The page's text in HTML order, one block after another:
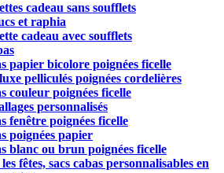
cadeau sans soufflets
et raphia
cadeau avec soufflets
papier bicolore poignées ficelle
pelliculés poignées cordelières
couleur poignées ficelle
personnalisés
fenêtre poignées ficelle
poignées papier
blanc ou brun poignées ficelle
fêtes, sacs cabas personnalisables en